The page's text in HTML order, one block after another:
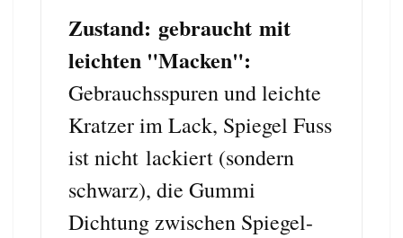
Zustand: gebraucht mit
leichten "Macken":
Gebrauchsspuren und leichte
Kratzer im Lack, Spiegel Fuss
ist nicht lackiert (sondern
schwarz), die Gummi
Dichtung zwischen Spiegel-